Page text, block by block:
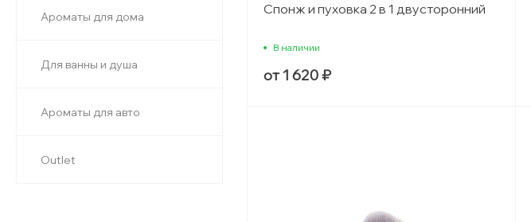
Ароматы для дома
Для ванны и душа
Ароматы для авто
Outlet
Спонж и пуховка 2 в 1 двусторонний
В наличии
от 1 620 ₽